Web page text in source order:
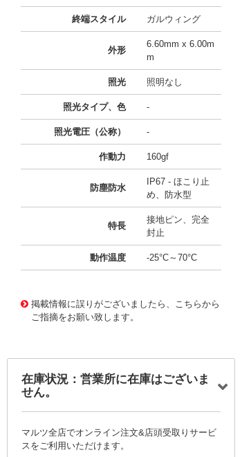
終端スタイル ガルウィング
外形
6.60mm x 6.00m
m
照光 照明なし
照光タイプ、色 -
照光電圧（公称） -
作動力 160gf
防塵防水
IP67 - ほこり止
め、防水型
特長
接地ピン、完全
封止
動作温度 -25°C～70°C
掲載情報に誤りがございましたら、こちらから
ご指摘をお願い致します。
在庫状況：営業所に在庫はございま
せん。
マルツ全店でオンライン注文&店頭受取りサービ
スをご利用いただけます。